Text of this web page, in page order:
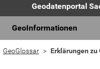
Geodatenportal
GeoInformationen
GeoGlossar Erklärungen